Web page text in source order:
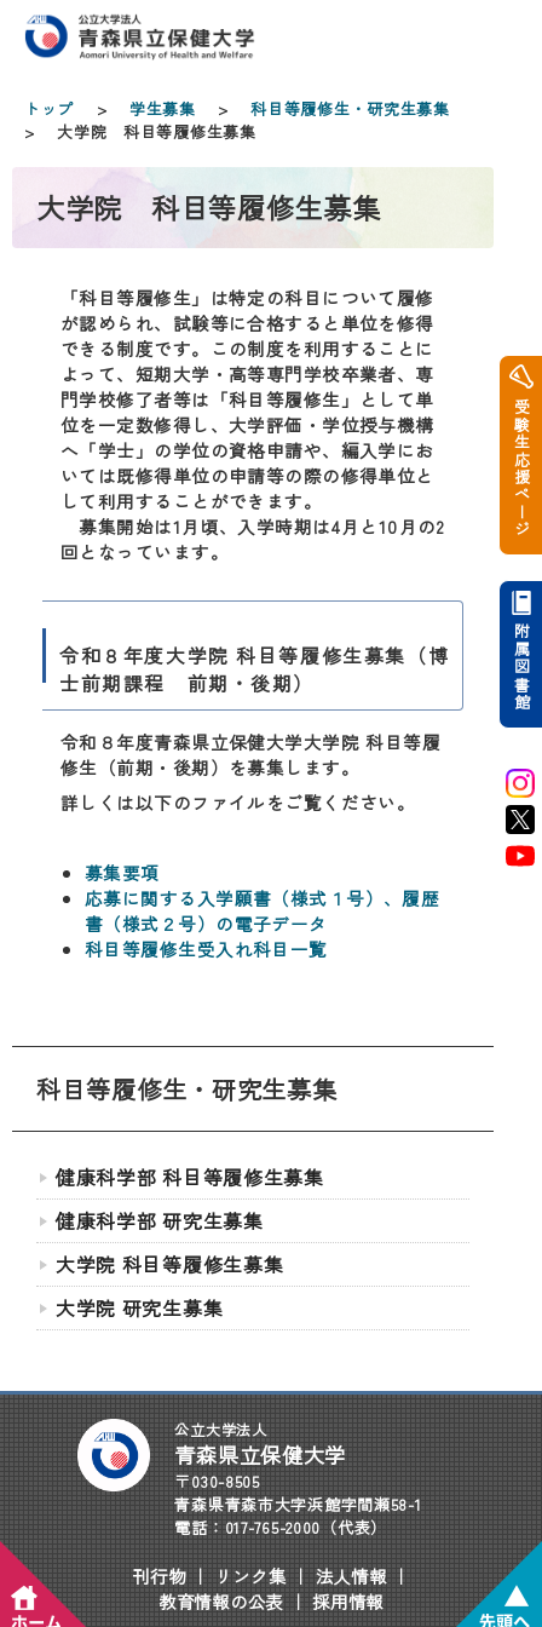
トップ > 学生募集 >科目等履修生・研究生募集
> 大学院 科目等履修生募集
大学院 科目等履修生募集
「科目等履修生」は特定の科目について履修
が認められ、試験等に合格すると単位を修得
できる制度です。この制度を利用することに
よって、短期大学・高等専門学校卒業者、専
門学校修了者等は「科目等履修生」として単
位を一定数修得し、大学評価・学位授与機構
へ「学士」の学位の資格申請や、編入学にお
いては既修得単位の申請等の際の修得単位と
して利用することができます。
募集開始は1月頃、入学時期は4月と10月の2
回となっています。
令和８年度大学院 科目等履修生募集（博
士前期課程 前期・後期）
令和８年度青森県立保健大学大学院 科目等履
修生（前期・後期）を募集します。
詳しくは以下のファイルをご覧ください。
募集要項
応募に関する入学願書（様式１号）、履歴
書（様式２号）の電子データ
科目等履修生受入れ科目一覧
科目等履修生・研究生募集
健康科学部 科目等履修生募集
健康科学部 研究生募集
大学院 科目等履修生募集
大学院 研究生募集
公立大学法人
青森県立保健大学
〒030-8505
青森県青森市大字浜館字間瀬58-1
電話：017-765-2000（代表）
刊行物｜ リンク集 ｜ 法人情報 ｜
教育情報の公表｜採用情報
受験生応援ページ
附属図書館